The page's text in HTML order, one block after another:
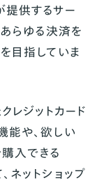
提供するサー
あらゆる決済を
目指していま
レジットカード
能や、欲しい
入できる
ネットショップ